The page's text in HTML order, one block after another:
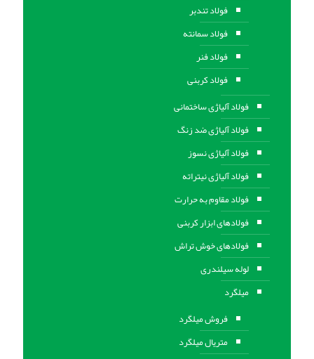
فولاد تندبر
فولاد سمانته
فولاد فنر
فولاد کربنی
فولاد آلیاژی ساختمانی
فولاد آلیاژی ضد زنگ
فولاد آلیاژی نسوز
فولاد آلیاژی نیتراته
فولاد مقاوم به حرارت
فولادهای ابزار کربنی
فولادهای خوش تراش
لوله سیلندری
میلگرد
فروش میلگرد
متریال میلگرد